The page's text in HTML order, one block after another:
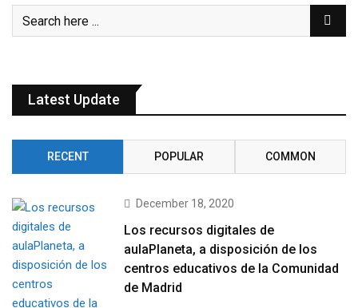
Latest Update
RECENT POPULAR COMMON
December 18, 2020
Los recursos digitales de
aulaPlaneta, a disposición de los
centros educativos de la Comunidad
de Madrid